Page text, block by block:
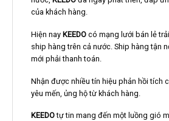
của khách hàng.
Hiện nay KEEDOcó mạng lưới bán lẻ
ship hàng trên cả nước. Ship hàng tận
mới phải thanh toán.
Nhận được nhiều tín hiệu phản hồi tích
yêu mến, ủng hộ từ khách hàng.
KEEDOtự tin mang đến một luồng gió